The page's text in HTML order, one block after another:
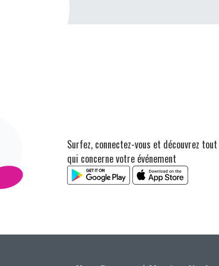
Surfez, connectez-vous et découvrez
qui concerne votre événement